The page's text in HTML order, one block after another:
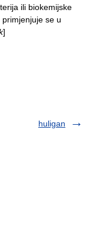
ili biokemijske
se u
]
huligan